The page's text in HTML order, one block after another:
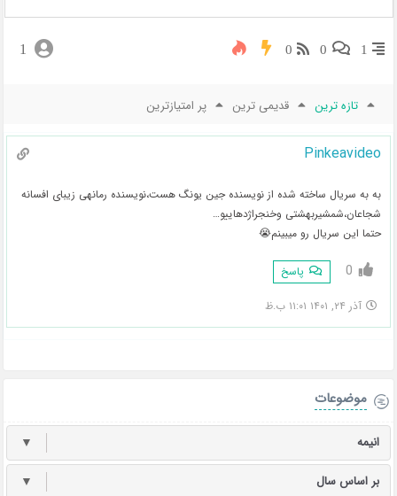
1
0
0
1
تازه ترین قدیمی ترین پر امتیازترین
Pinkeavideo
به به سریال ساخته شده از نویسنده جین یونگ هست،نویسنده رمانهی زیبای افسانه
شجاعان،شمشیربهشتی وخنجراژدهاییو…
حتما این سریال رو میبینم😭
0 پاسخ
آذر ۲۴, ۱۴۰۱ ۱۱:۰۱ ب.ظ
موضوعات
انیمه ▼
بر اساس سال ▼